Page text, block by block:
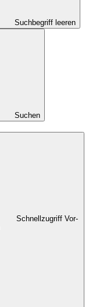
Suchbegriff leeren
Suchen
Schnellzugriff Vor-